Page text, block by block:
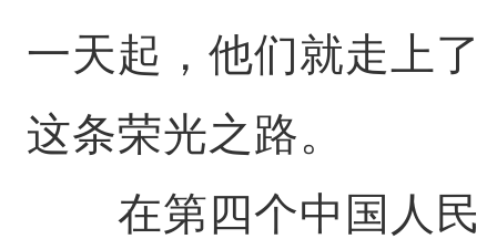
一天起，他们就走上了
这条荣光之路。
在第四个中国人民